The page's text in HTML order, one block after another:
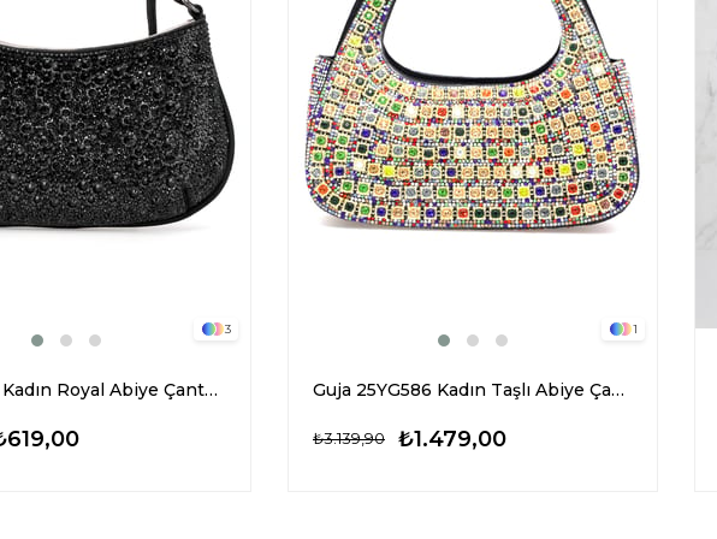
3
Varol 916R Kadın Royal Abiye Çanta Siyah
1
Guja 25YG586 Kadın Taşlı Abiye Çanta Çok Renkli
₺1.479,00
₺3.139,90